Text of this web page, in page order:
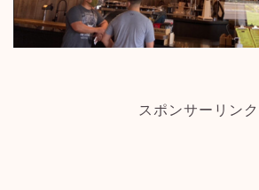
スポンサーリンク